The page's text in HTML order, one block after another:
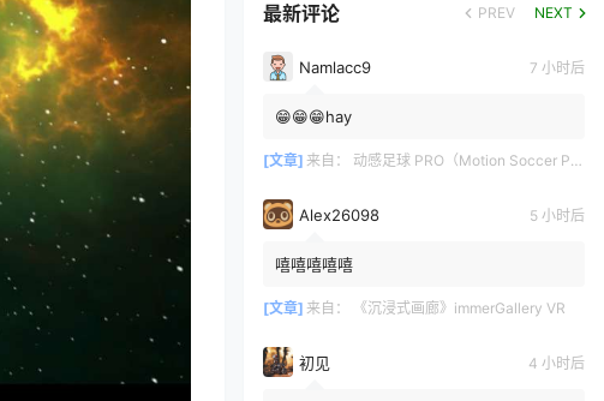
最新评论 PREV NEXT
Namlacc9 7 小时后
😁😁😁hay
[文章] 来自： 动感足球 PRO（Motion Soccer PRO）
Alex26098 5 小时后
嘻嘻嘻嘻嘻
[文章] 来自： 《沉浸式画廊》immerGallery VR
初见 4 小时后